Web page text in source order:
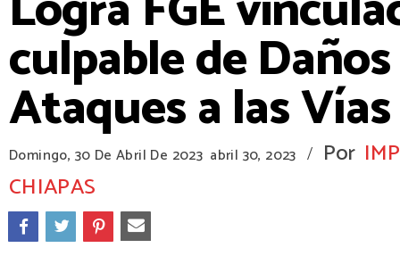
culpable de
Ataques a las
Domingo, 30 De Abril De 2023 abril 30, 2023 / Por
CHIAPAS